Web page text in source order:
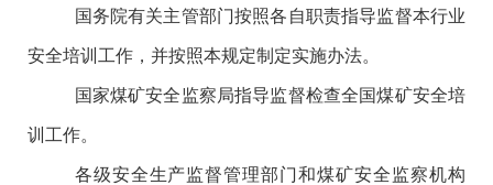
国务院有关主管部门按照各自职责指导监督本行业
安全培训工作，并按照本规定制定实施办法。
国家煤矿安全监察局指导监督检查全国煤矿安全培
训工作。
各级安全生产监督管理部门和煤矿安全监察机构